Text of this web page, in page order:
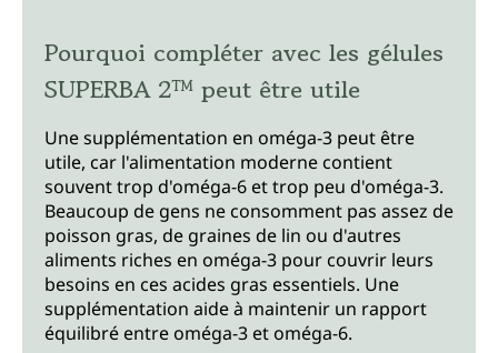
Pourquoi compléter avec les gélules
SUPERBA 2™ peut être utile
Une supplémentation en oméga-3 peut être
utile, car l'alimentation moderne contient
souvent trop d'oméga-6 et trop peu d'oméga-3.
Beaucoup de gens ne consomment pas assez de
poisson gras, de graines de lin ou d'autres
aliments riches en oméga-3 pour couvrir leurs
besoins en ces acides gras essentiels. Une
supplémentation aide à maintenir un rapport
équilibré entre oméga-3 et oméga-6.